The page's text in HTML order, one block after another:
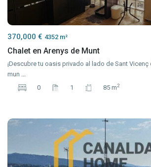
370,000 € 4352 m²
Chalet en Arenys de Munt
¡Descubre tu oasis privado al lado de Sant
mun ...
0
1 85 m2